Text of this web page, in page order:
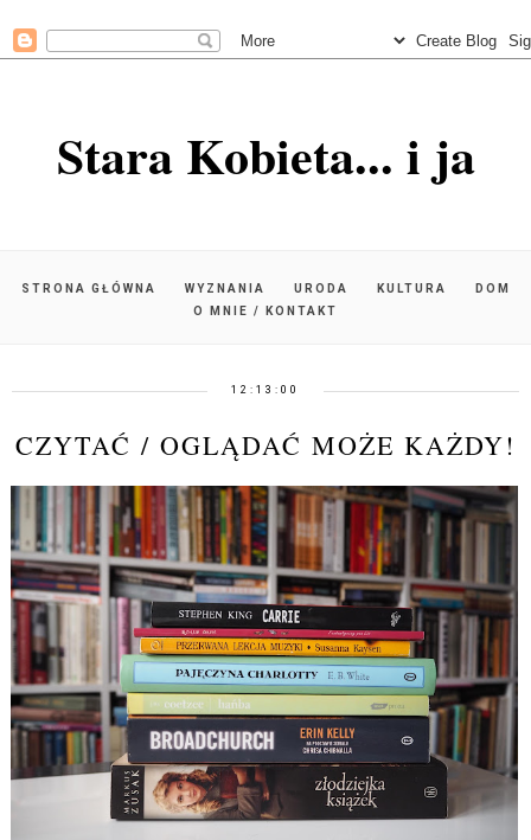
Stara Kobieta... i ja
STRONA GŁÓWNA WYZNANIA URODA KULTURA
DOM
O MNIE / KONTAKT
12:13:00
CZYTAĆ / OGLĄDAĆ MOŻE KAŻDY!